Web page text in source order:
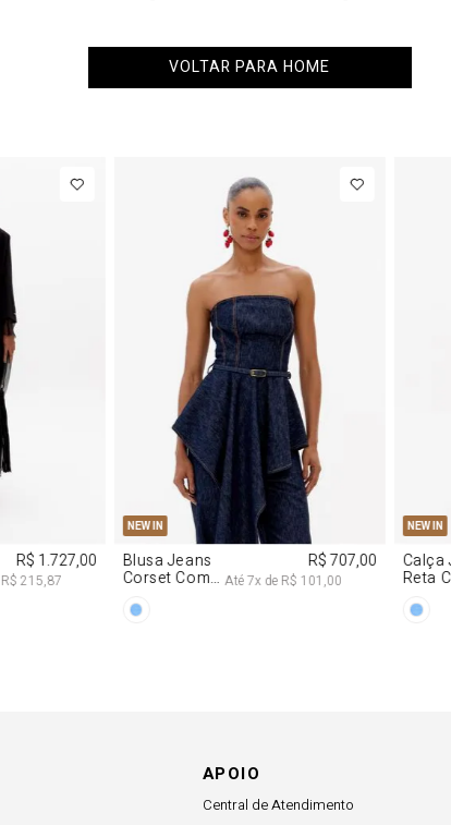
VOLTAR PARA HOME
R$ 863,00
R$ 107,87
NEW IN
Colete
Alfaiataria
R$ 863,00
Até8x deR$ 107,87
APOIO
Central de Atendimento